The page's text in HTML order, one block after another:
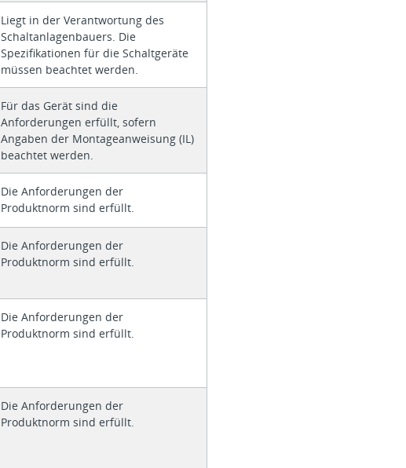
Liegt in der Verantwortung des
Schaltanlagenbauers. Die
Spezifikationen für die Schaltgeräte
müssen beachtet werden.
Für das Gerät sind die
Anforderungen erfüllt, sofern
Angaben der Montageanweisung (IL)
beachtet werden.
Die Anforderungen der
Produktnorm sind erfüllt.
Die Anforderungen der
Produktnorm sind erfüllt.
Die Anforderungen der
Produktnorm sind erfüllt.
Die Anforderungen der
Produktnorm sind erfüllt.